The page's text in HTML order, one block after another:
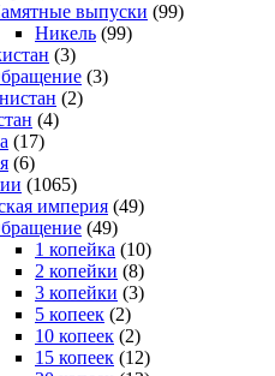
выпуски (99)
Никель (99)
(3)
(3)
(2)
(4)
(17)
(6)
(1065)
империя (49)
(49)
1 копейка (10)
2 копейки (8)
3 копейки (3)
5 копеек (2)
10 копеек (2)
15 копеек (12)